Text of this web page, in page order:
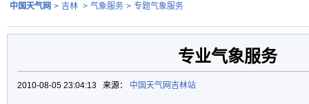
中国天气网 > 吉林 > 气象服务 > 专题气象服务
专业气象服务
2010-08-05 23:04:13 来源： 中国天气网吉林站